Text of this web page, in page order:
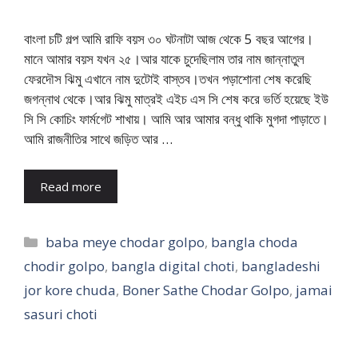
বাংলা চটি গল্প আমি রাফি বয়স ৩০ ঘটনাটা আজ থেকে 5 বছর আগের।
মানে আমার বয়স যখন ২৫।আর যাকে চুদেছিলাম তার নাম জান্নাতুল
ফেরদৌস ঝিমু এখানে নাম দুটোই বাস্তব।তখন পড়াশোনা শেষ করেছি
জগন্নাথ থেকে।আর ঝিমু মাত্রই এইচ এস সি শেষ করে ভর্তি হয়েছে ইউ
সি সি কোচিং ফার্মগেট শাখায়। আমি আর আমার বন্ধু থাকি মুগদা পাড়াতে।
আমি রাজনীতির সাথে জড়িত আর …
Read more
Categories
baba meye chodar golpo, bangla choda
chodir golpo, bangla digital choti, bangladeshi
jor kore chuda, Boner Sathe Chodar Golpo, jamai
sasuri choti